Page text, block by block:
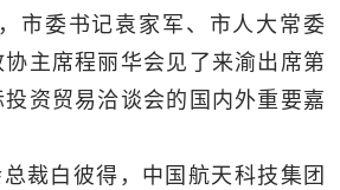
市委书记袁家军、市人大常委
主席程丽华会见了来渝出席第
资贸易洽谈会的国内外重要嘉
裁白彼得，中国航天科技集团